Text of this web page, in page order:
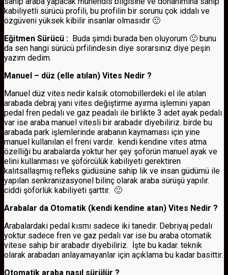
kabiliyetli sürücü profili, bu profilin bir sorunu çok iddalı ve
özgüveni yüksek kibilir insanlar olmasıdır 🙂
Eğitmen Sürücü : Buda şimdi burada ben oluyorum 🙂 bunu
da sen hangi sürücü prfilindesin diye sorarsınız diye peşin
yazım dedim.
Manuel – düz (elle atılan) Vites Nedir ?
Manuel düz vites nedir kalsik otomobillerdeki el ile atılan
arabada debraj yani vites değiştirme ayırma işlemini yapan
pedal fren pedalı ve gaz peadalı ile birlikte 3 adet ayak pedalı
var ise araba manuel vitesli bir arabadır diyebiliriz. birde bu
arabada park işlemlerinde arabanın kaymaması için yine
manuel kullanılan el freni vardır. kendi kendine vites atma
özelliği bu arabalarda yoktur her şey şoförün manuel ayak ve
elini kullanması ve şöförcülük kabiliyeti gerektiren
kalıtsallaşmış refleks güdüsüne sahip lik ve insan güdümü ile
yapılan senkranizasyonel bilinç olarak araba sürüşü yapılır.
ciddi şöförlük kabiliyeti şarttır. 🙂
Arabalar da Otomatik (kendi kendine atan) Vites Nedir ?
Arabalardaki pedal kısmı sadece iki tanedir. Debriyaj pedalı
yoktur sadece fren ve gaz pedalı var ise bu araba otomatik
vitese sahip bir arabadır diyebiliriz. İşte bu kadar. teknik
olarak arabadan anlayamayanlar için açıklama bu kadar basittir.
Otomatik araba nasıl sürülür ?